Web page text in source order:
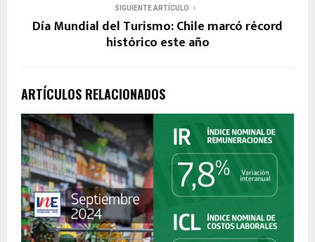
SIGUIENTE ARTÍCULO
Día Mundial del Turismo: Chile marcó récord
histórico este año
ARTÍCULOS RELACIONADOS